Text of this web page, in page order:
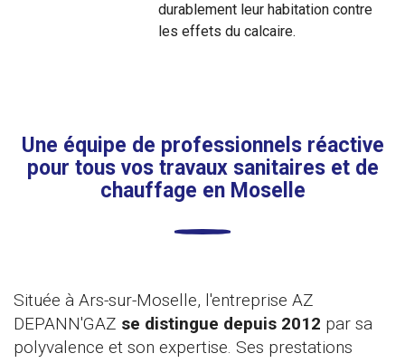
durablement leur habitation contre
les effets du calcaire.
Une équipe de professionnels réactive
pour tous vos travaux sanitaires et de
chauffage en Moselle
Située à Ars-sur-Moselle, l'entreprise AZ
DEPANN'GAZ se distingue depuis 2012 par sa
polyvalence et son expertise. Ses prestations